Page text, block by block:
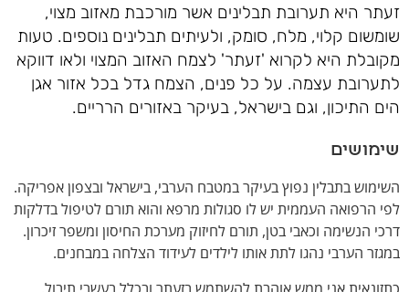
זעתר היא תערובת תבלינים אשר מורכבת מאזוב מצוי,
שומשום קלוי, מלח, סומק, ולעיתים תבלינים נוספים. טעות
מקובלת היא לקרוא 'זעתר' לצמח האזוב המצוי ולאו דווקא
לתערובת עצמה. על כל פנים, הצמח גדל בכל אזור אגן
הים התיכון, וגם בישראל, בעיקר באזורים הרריים.
שימושים
השימוש בתבלין נפוץ בעיקר במטבח הערבי, בישראל ובצפון אפריקה.
לפי הרפואה העממית יש לו סגולות מרפא והוא תורם לטיפול בדלקות
דרכי הנשימה וכאבי בטן, תורם לחיזוק מערכת החיסון ומשפר זיכרון.
במגזר הערבי נהגו לתת אותו לילדים לעידוד הצלחה במבחנים.
כתזונאית אני ממש אוהבת להשתמש בזעתר ובכלל בעשבי תיבול.